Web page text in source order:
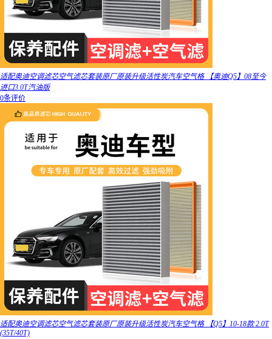
适配奥迪空调滤芯空气滤芯套装原厂原装升级活性炭汽车空气格 【奥迪Q5】08至今
进口3.0T汽油版
0条评价
适配奥迪空调滤芯空气滤芯套装原厂原装升级活性炭汽车空气格 【Q5】10-18款 2.0T
(35T/40T)